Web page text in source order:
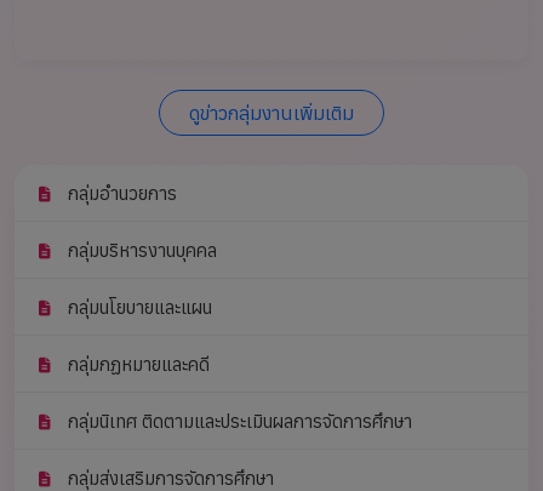
ดูข่าวกลุ่มงานเพิ่มเติม
กลุ่มอำนวยการ
กลุ่มบริหารงานบุคคล
กลุ่มนโยบายและแผน
กลุ่มกฏหมายและคดี
กลุ่มนิเทศ ติดตามและประเมินผลการจัดการศึกษา
กลุ่มส่งเสริมการจัดการศึกษา